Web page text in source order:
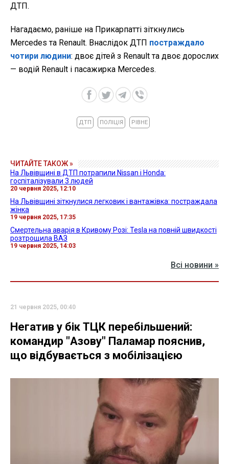
ДТП.
Нагадаємо, раніше на Прикарпатті зіткнулись
Mercedes та Renault. Внаслідок ДТП постраждало
чотири людини: двоє дітей з Renault та двоє дорослих
— водій Renault і пасажирка Mercedes.
ДТП ПОЛІЦІЯ РІВНЕ
ЧИТАЙТЕ ТАКОЖ »
На Львівщині в ДТП потрапили Nissan і Honda:
госпіталізували 3 людей
20 червня 2025, 12:10
На Львівщині зіткнулися легковик і вантажівка: постраждала
жінка
19 червня 2025, 17:35
Смертельна аварія в Кривому Розі: Tesla на повній швидкості
розтрощила ВАЗ
19 червня 2025, 14:03
Всі новини »
21 червня 2025, 00:40
Негатив у бік ТЦК перебільшений:
командир "Азову" Паламар пояснив,
що відбувається з мобілізацією